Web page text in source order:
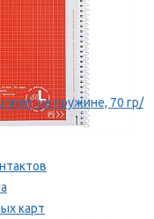
на пружине, 70 гр/
карт